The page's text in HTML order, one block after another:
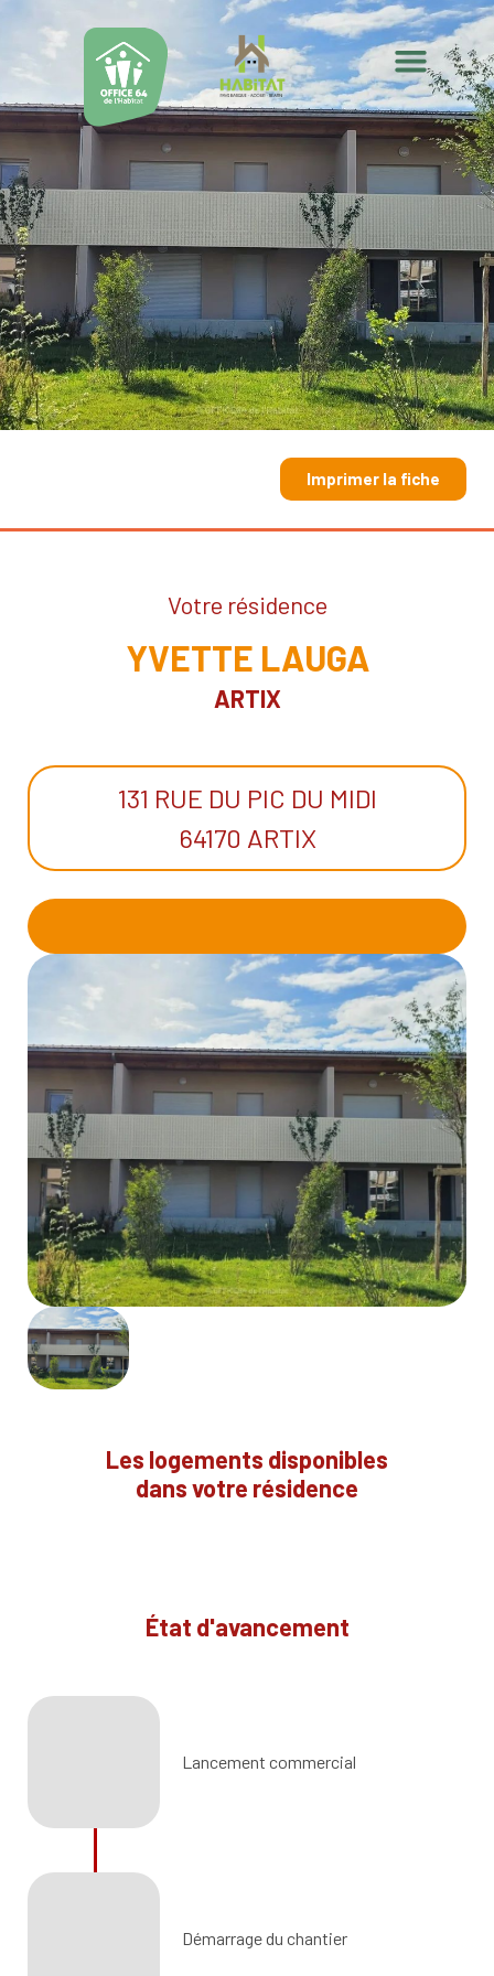
Imprimer la fiche
Votre résidence
YVETTE LAUGA
ARTIX
131 RUE DU PIC DU MIDI
64170 ARTIX
Les logements disponibles
dans votre résidence
État d'avancement
Lancement commercial
Démarrage du chantier